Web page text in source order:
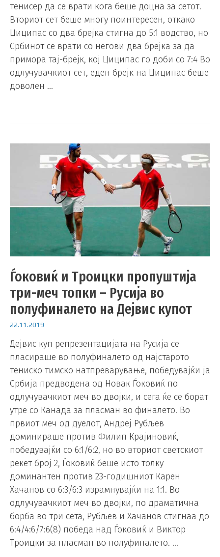
тенисер да се врати кога беше доцна за сетот.
Вториот сет беше многу поинтересен, откако
Циципас со два брејка стигна до 5:1 водство, но
Србинот се врати со негови два брејка за да
примора тај-брејк, кој Циципас го доби со 7:4 Во
одлучувачкиот сет, еден брејк на Циципас беше
доволен …
Ѓоковиќ и Троицки пропуштија
три-меч топки – Русија во
полуфиналето на Дејвис купот
22.11.2019
Дејвис куп репрезентацијата на Русија се
пласираше во полуфиналето од најстарото
тениско тимско натпреварување, победувајќи ја
Србија предводена од Новак Ѓоковиќ по
одлучувачкиот меч во двојки, и сега ќе се борат
утре со Канада за пласман во финалето. Во
првиот меч од дуелот, Андреј Рубљев
доминираше против Филип Крајиновиќ,
победувајќи со 6:1/6:2, но во вториот светскиот
рекет број 2, Ѓоковиќ беше исто толку
доминантен против 23-годишниот Карен
Хачанов со 6:3/6:3 израмнувајќи на 1:1. Во
одлучувачкиот меч во двојки, по драматична
борба во три сета, Рубљев и Хачанов стигнаа до
6:4/4:6/7:6(8) победа над Ѓоковиќ и Виктор
Троицки за пласман во полуфиналето. …